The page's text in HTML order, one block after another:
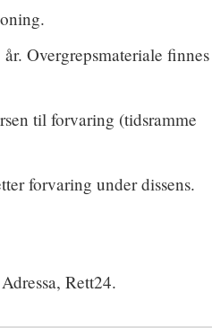
Overgrepsmateriale finnes
til forvaring (tidsramme
forvaring under dissens.
Rett24.